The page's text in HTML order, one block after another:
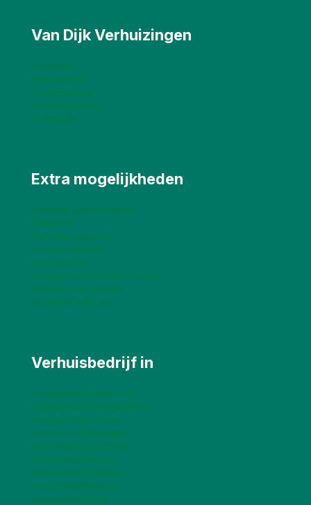
Van Dijk Verhuizingen
Verhuizing
Verhuisbedrijf
Zorgverhuizing
Projectverhuizing
Overhuizen
Extra mogelijkheden
Verhuizen naar buitenland
Ontruimen
Particulier verhuizen
Zakelijk verhuizen
Verhuisservice
Verhuizen met (tijdelijke) opslag
Verhuizen met garantie
Verzekerd verhuizen
Verhuisbedrijf in
Verhuisbedrijf Gelderland
Verhuisbedrijf Noord-Brabant
Verhuisbedrijf Limburg
Verhuisbedrijf Nijmegen
Verhuisbedrijf Eindhoven
Verhuisbedrijf Venray
Verhuisbedrijf Boxmeer
Verhuisbedrijf Veghel
Verhuisbedrijf Cuijk